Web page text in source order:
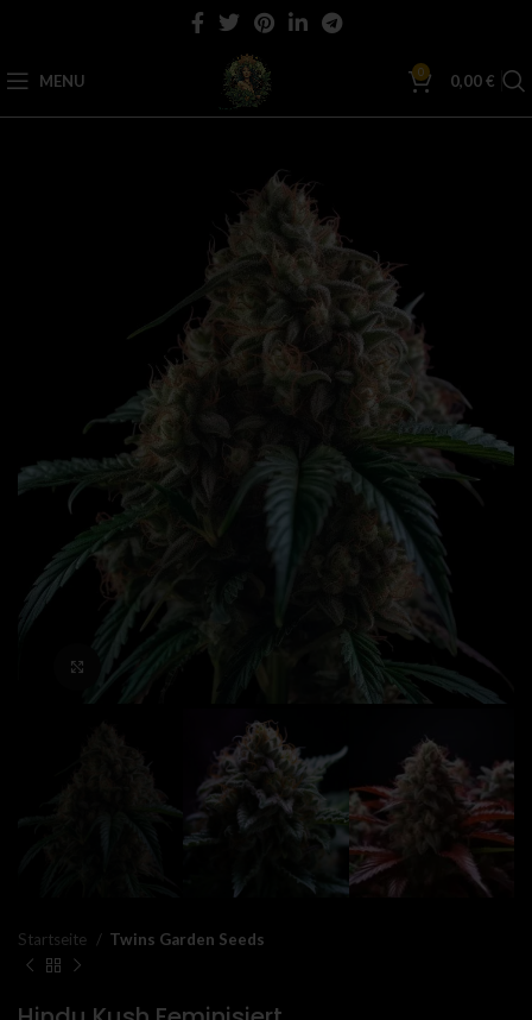
MENU 0 0,00€
Click to enlarge
Startseite Twins Garden Seeds